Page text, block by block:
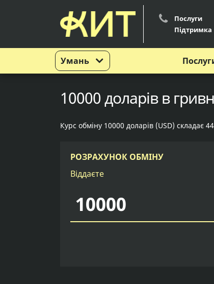
Умань
Послуги
Підтримка
10000 доларів в
Курс обміну 10000 доларів (USD) складає
РОЗРАХУНОК ОБМІНУ
Віддаєте